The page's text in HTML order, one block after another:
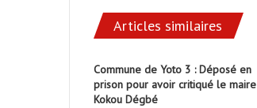
Articles similaires
Commune de Yoto 3 : Déposé en
prison pour avoir critiqué le maire
Kokou Dégbé